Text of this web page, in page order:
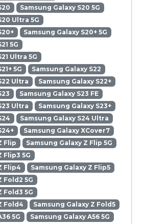
Samsung Galaxy S20 5G
Ultra 5G
Samsung Galaxy S20+ 5G
5G
Ultra 5G
5G
Samsung Galaxy S22
Ultra
Samsung Galaxy S22+
Samsung Galaxy S23 FE
Ultra
Samsung Galaxy S23+
Samsung Galaxy S24 Ultra
Samsung Galaxy XCover7
Flip
Samsung Galaxy Z Flip 5G
Flip3 5G
Flip4
Samsung Galaxy Z Flip5
Fold2 5G
Fold3 5G
Fold4
Samsung Galaxy Z Fold5
5G
Samsung Galaxy A56 5G